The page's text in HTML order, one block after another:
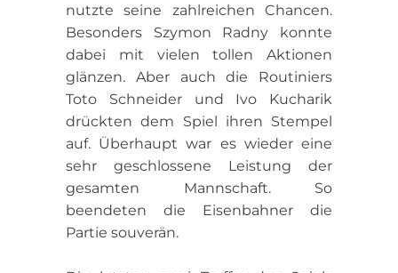
nutzte seine zahlreichen Chancen.
Besonders Szymon Radny konnte
dabei mit vielen tollen Aktionen
glänzen. Aber auch die Routiniers
Toto Schneider und Ivo Kucharik
drückten dem Spiel ihren Stempel
auf. Überhaupt war es wieder eine
sehr geschlossene Leistung der
gesamten Mannschaft. So
beendeten die Eisenbahner die
Partie souverän.